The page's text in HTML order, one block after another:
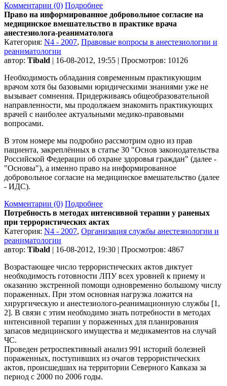
Комментарии (0) Подробнее
Право на информированное добровольное согласие на
медицинское вмешательство в практике врача
анестезиолога-реаниматолога
Категория: N4 - 2007, Правовые вопросы в анестезиологии и
реаниматологии
автор: Tibald | 16-08-2012, 19:55 | Просмотров: 10126
Необходимость обладания современным практикующим
врачом хотя бы базовыми юридическими знаниями уже не
вызывает сомнения. Придерживаясь общеобразовательной
направленности, мы продолжаем знакомить практикующих
врачей с наиболее актуальными медико-правовыми
вопросами.
В этом номере мы подробно рассмотрим одно из прав
пациента, закреплённых в статье 30 "Основ законодательства
Российской Федерации об охране здоровья граждан" (далее -
"Основы"), а именно право на информированное
добровольное согласие на медицинское вмешательство (далее
- ИДС).
Комментарии (0) Подробнее
Потребность в методах интенсивной терапии у раненых
при террористических актах
Категория: N4 - 2007, Организация службы анестезиологии и
реаниматологии
автор: Tibald | 16-08-2012, 19:30 | Просмотров: 4867
Возрастающее число террористических актов диктует
необходимость готовности ЛПУ всех уровней к приему и
оказанию экстренной помощи одновременно большому числу
пораженных. При этом основная нагрузка ложится на
хирургическую и анестезиолого-реанимационную службы [1,
2]. В связи с этим необходимо знать потребности в методах
интенсивной терапии у пораженных для планирования
запасов медицинского имущества и медикаментов на случай
ЧС.
Проведен ретроспективный анализ 991 историй болезней
пораженных, поступивших из очагов террористических
актов, происшедших на территории Северного Кавказа за
период с 2000 по 2006 годы.